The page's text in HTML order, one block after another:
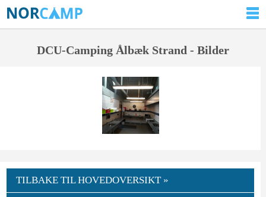
DCU-Camping Ålbæk Strand - Bilder
TILBAKE TIL HOVEDOVERSIKT »